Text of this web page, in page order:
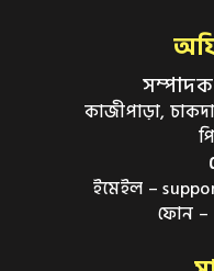
কাজীপাড়া,
ইমেইল –
ফোন –